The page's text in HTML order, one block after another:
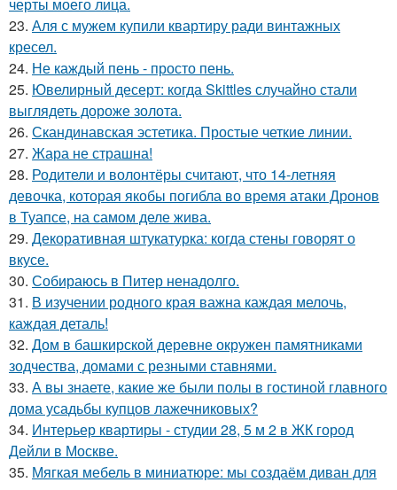
23. Аля с мужем купили квартиру ради винтажных
кресел.
24. Не каждый пень - просто пень.
25. Ювелирный десерт: когда Skittles случайно стали
выглядеть дороже золота.
26. Скандинавская эстетика. Простые четкие линии.
27. Жара не страшна!
28. Родители и волонтёры считают, что 14-летняя
девочка, которая якобы погибла во время атаки Дронов
в Туапсе, на самом деле жива.
29. Декоративная штукатурка: когда стены говорят о
вкусе.
30. Собираюсь в Питер ненадолго.
31. В изучении родного края важна каждая мелочь,
каждая деталь!
32. Дом в башкирской деревне окружен памятниками
зодчества, домами с резными ставнями.
33. А вы знаете, какие же были полы в гостиной главного
дома усадьбы купцов лажечниковых?
34. Интерьер квартиры - студии 28, 5 м 2 в ЖК город
Дейли в Москве.
35. Мягкая мебель в миниатюре: мы создаём диван для